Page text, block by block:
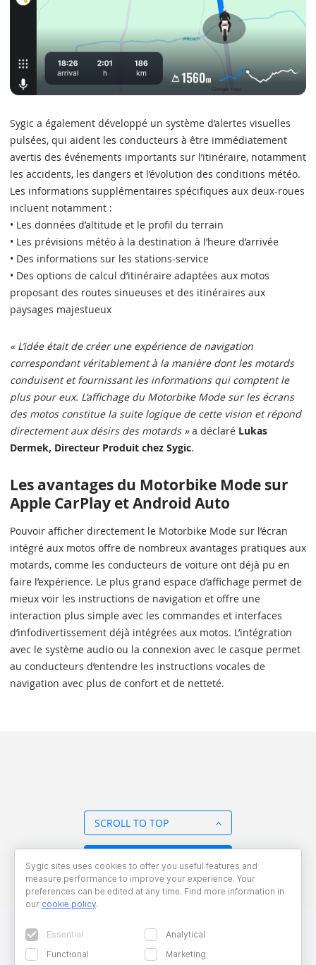
Sygic a également développé un système d’alertes visuelles
pulsées, qui aident les conducteurs à être immédiatement
avertis des événements importants sur l’itinéraire, notamment
les accidents, les dangers et l’évolution des conditions météo.
Les informations supplémentaires spécifiques aux deux-roues
incluent notamment :
• Les données d’altitude et le profil du terrain
• Les prévisions météo à la destination à l’heure d’arrivée
• Des informations sur les stations-service
• Des options de calcul d’itinéraire adaptées aux motos
proposant des routes sinueuses et des itinéraires aux
paysages majestueux
« L’idée était de créer une expérience de navigation
correspondant véritablement à la manière dont les motards
conduisent et fournissant les informations qui comptent le
plus pour eux. L’affichage du Motorbike Mode sur les écrans
des motos constitue la suite logique de cette vision et répond
directement aux désirs des motards »a déclaré Lukas
Dermek, Directeur Produit chez Sygic.
Les avantages du Motorbike Mode sur
Apple CarPlay et Android Auto
Pouvoir afficher directement le Motorbike Mode sur l’écran
intégré aux motos offre de nombreux avantages pratiques aux
motards, comme les conducteurs de voiture ont déjà pu en
faire l’expérience. Le plus grand espace d’affichage permet de
mieux voir les instructions de navigation et offre une
interaction plus simple avec les commandes et interfaces
d’infodivertissement déjà intégrées aux motos. L’intégration
avec le système audio ou la connexion avec le casque permet
au conducteurs d’entendre les instructions vocales de
navigation avec plus de confort et de netteté.
SCROLL TO TOP
Sygic sites uses cookies to offer you useful features and
measure performance to improve your experience. Your
preferences can be edited at any time. Find more information in
our cookie policy.
Essential
Analytical
Functional
Marketing